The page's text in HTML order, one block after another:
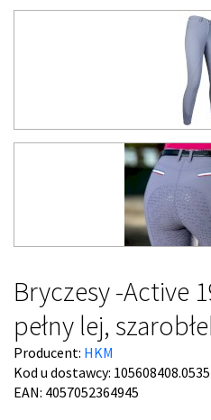
Bryczesy -Active
pełny lej,
Producent: HKM
Kod u dostawcy: 105608408.0535
EAN: 4057052364945